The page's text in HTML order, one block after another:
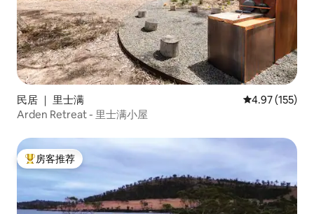
民居 ｜ 里士满 平均评分 4.97
4.97 (155)
Arden Retreat - 里士满小屋
热门「房客推荐」
房客推荐